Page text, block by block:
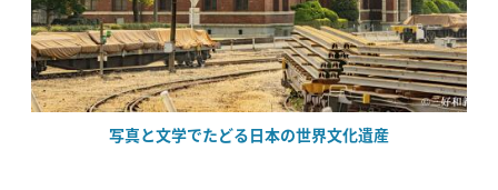
写真と文学でたどる日本の世界文化遺産